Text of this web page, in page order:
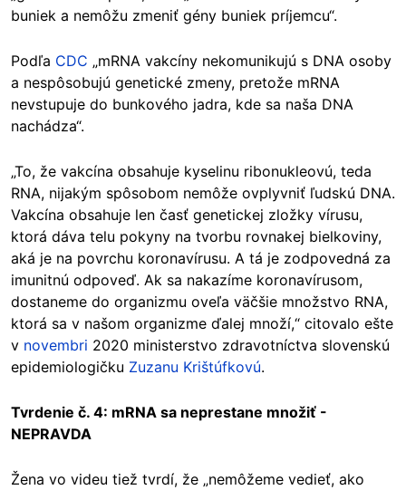
buniek a nemôžu zmeniť gény buniek príjemcu“.
Podľa CDC „mRNA vakcíny nekomunikujú s DNA osoby
a nespôsobujú genetické zmeny, pretože mRNA
nevstupuje do bunkového jadra, kde sa naša DNA
nachádza“.
„To, že vakcína obsahuje kyselinu ribonukleovú, teda
RNA, nijakým spôsobom nemôže ovplyvniť ľudskú DNA.
Vakcína obsahuje len časť genetickej zložky vírusu,
ktorá dáva telu pokyny na tvorbu rovnakej bielkoviny,
aká je na povrchu koronavírusu. A tá je zodpovedná za
imunitnú odpoveď. Ak sa nakazíme koronavírusom,
dostaneme do organizmu oveľa väčšie množstvo RNA,
ktorá sa v našom organizme ďalej množí,“ citovalo ešte
v novembri 2020 ministerstvo zdravotníctva slovenskú
epidemiologičku Zuzanu Krištúfkovú.
Tvrdenie č. 4: mRNA sa neprestane množiť -
NEPRAVDA
Žena vo videu tiež tvrdí, že „nemôžeme vedieť, ako